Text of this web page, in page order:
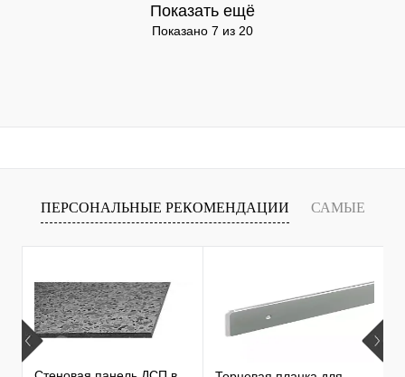
Показать ещё
Показано 7 из 20
ПЕРСОНАЛЬНЫЕ РЕКОМЕНДАЦИИ САМЫЕ
ПРОДАВАЕМЫЕ ТОВАРЫ